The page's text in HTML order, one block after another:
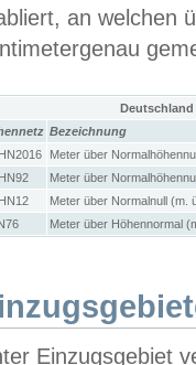
an welchen
Bezeichnung
Meter über
Meter über
Meter über Normalnull (m.
Meter über Höhennormal
Einzugsgebiet